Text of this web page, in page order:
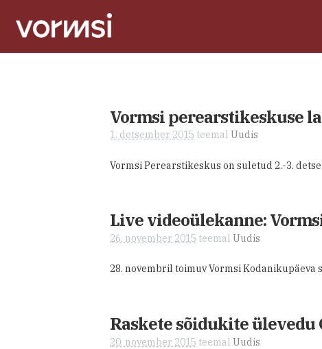
Vormsi perearstikeskuse
1. detsember 2015 teemal Uudis
Vormsi Perearstikeskus on suletud 2.-3.
Live videoülekanne:
26. november 2015 teemal Uudis
28. novembril toimuv Vormsi
Raskete sõidukite ülevedu
20. november 2015 teemal Uudis